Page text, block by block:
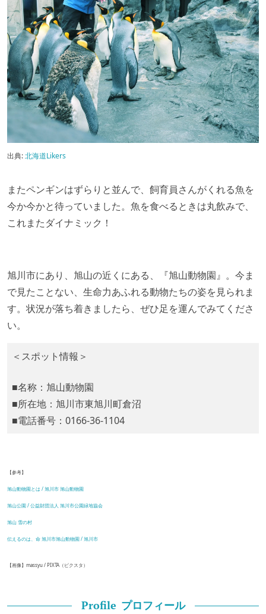
出典:北海道Likers
またペンギンはずらりと並んで、飼育員さんがくれる魚を
今か今かと待っていました。魚を食べるときは丸飲みで、
これまたダイナミック！
旭川市にあり、旭山の近くにある、『旭山動物園』。今ま
で見たことない、生命力あふれる動物たちの姿を見られま
す。状況が落ち着きましたら、ぜひ足を運んでみてくださ
い。
＜スポット情報＞
■名称：旭山動物園
■所在地：旭川市東旭川町倉沼
■電話番号：0166-36-1104
【参考】
旭山動物園とは / 旭川市 旭山動物園
旭山公園 / 公益財団法人 旭川市公園緑地協会
旭山 雪の村
伝えるのは、命 旭川市旭山動物園 / 旭川市
【画像】massyu / PIXTA（ピクスタ）
Profile プロフィール